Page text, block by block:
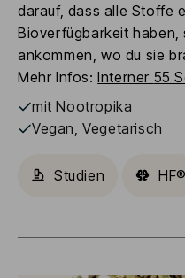
darauf, dass alle Stoffe
Bioverfügbarkeit
ankommen, wo du sie
Mehr Infos:Interner 55
mit Nootropika
Vegan, Vegetarisch
Studien HF®